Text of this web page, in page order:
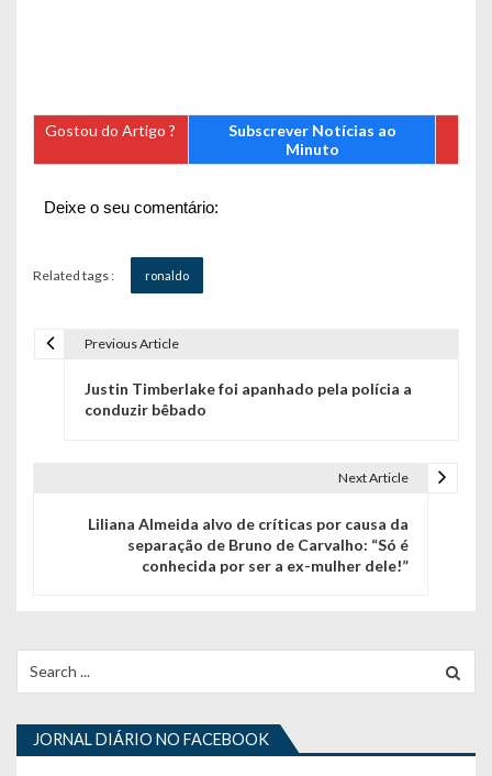
Gostou do Artigo ?
Subscrever Notícias ao
Minuto
Deixe o seu comentário:
Related tags : ronaldo
o
d
e
Previous Article
Justin Timberlake foi apanhado pela polícia a
conduzir bêbado
Next Article
Liliana Almeida alvo de críticas por causa da
separação de Bruno de Carvalho: “Só é
conhecida por ser a ex-mulher dele!”
for:
JORNAL DIÁRIO NO FACEBOOK